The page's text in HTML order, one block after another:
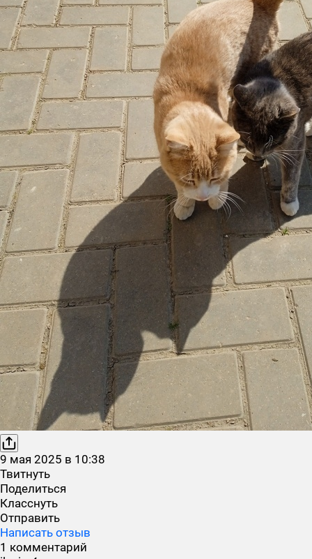
9 мая 2025 в 10:38
Твитнуть
Поделиться
Класснуть
Отправить
Написать отзыв
1 комментарий